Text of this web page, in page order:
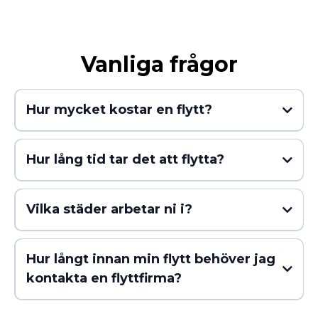
Vanliga frågor
Hur mycket kostar en flytt?
Hur lång tid tar det att flytta?
kontakta oss
Vilka städer arbetar ni i?
Helsingborg Lund Landskrona Höllviken Falsterbo
Bjärred Bunkeflostrand Bårslöv Dalby
Hjärup
Hur långt innan min flytt behöver jag
kontakta en flyttfirma?